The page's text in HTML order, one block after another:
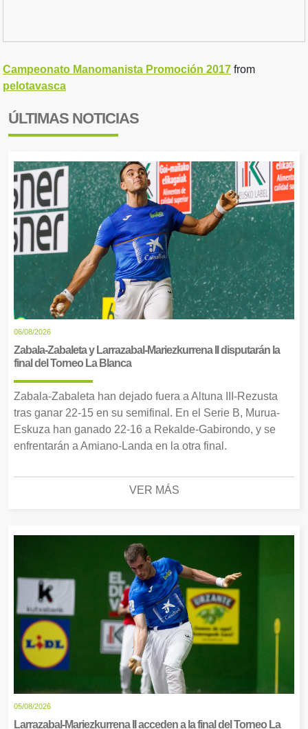
Campeonato Manomanista Promoción 2017 from
pelotavasca
ÚLTIMAS NOTICIAS
06/08/2026
Zabala-Zabaleta y Larrazabal-Mariezkurrena II disputarán la
final del Torneo La Blanca
Zabala-Zabaleta han dejado fuera a Altuna III-Rezusta
tras ganar 22-15 en su semifinal. En el Serie B, Murua-
Eskuza han ganado 22-16 a Rekalde-Gabirondo, y se
enfrentarán a Amiano-Landa en la otra final.
VER MÁS
05/08/2026
Larrazabal-Mariezkurrena II acceden a la final del Torneo La